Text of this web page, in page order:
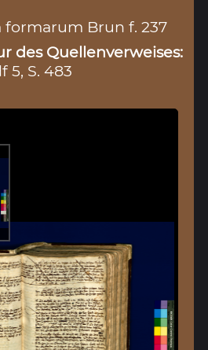
formarum Brun f. 237
des Quellenverweises:
5, S. 483